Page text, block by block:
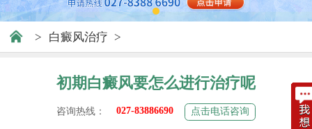
> 白癜风治疗 >
初期白癜风要怎么进行治疗呢
咨询热线： 027-83886690 点击电话咨询